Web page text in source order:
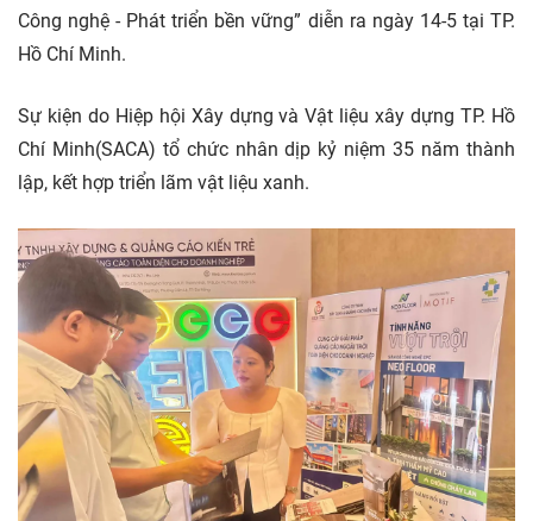
Công nghệ - Phát triển bền vững” diễn ra ngày 14-5 tại TP.
Hồ Chí Minh.
Sự kiện do Hiệp hội Xây dựng và Vật liệu xây dựng TP. Hồ
Chí Minh(SACA) tổ chức nhân dịp kỷ niệm 35 năm thành
lập, kết hợp triển lãm vật liệu xanh.